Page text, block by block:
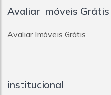
Avaliar Imóveis Grátis
Avaliar Imóveis Grátis
institucional